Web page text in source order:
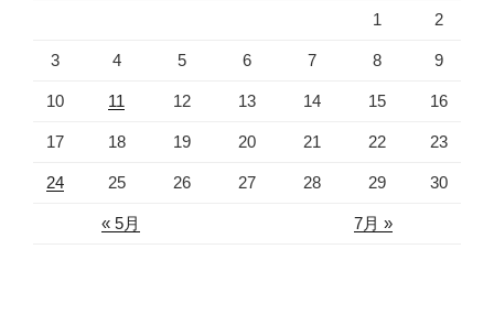
« 5月 7月 »
1 2
3 4 5 6 7 8 9
10 11 12 13 14 15 16
17 18 19 20 21 22 23
24 25 26 27 28 29 30